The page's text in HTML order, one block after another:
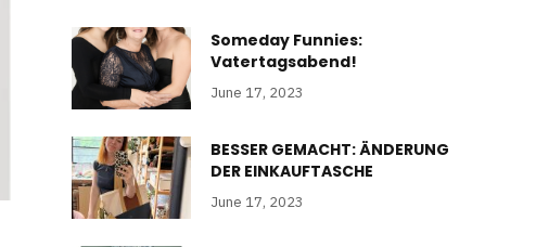
Someday Funnies:
Vatertagsabend!
June 17, 2023
BESSER GEMACHT: ÄNDERUNG
DER EINKAUFTASCHE
June 17, 2023